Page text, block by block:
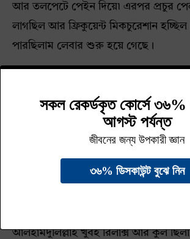
আর তলপেটে পেইন দিয়ে৷ এরপর প্রচুর
লাগছিল আর ফ্রিকুয়েন্ট মিকচুরেশান
পারছিলাম লেবার শুরু হয়ে গেছে।
আমার মামুনিকে কোলে নেওয়ার
কুল রাখার/ মাইন্ড ডাইভার্ট করার টেকনিক
সেট আপ রাখা। যাই হোক হাটাহাটি শুরু
৭বার + জমজমের পানি মিক্সড করে রেডি
আলহামদুলিল্লাহ খুবই রিলাক্স আর কুল